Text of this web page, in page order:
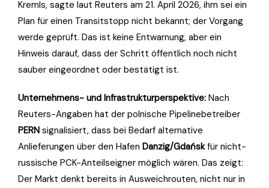
Kremls, sagte laut Reuters am 21. April 2026, ihm sei ein
Plan für einen Transitstopp nicht bekannt; der Vorgang
werde geprüft. Das ist keine Entwarnung, aber ein
Hinweis darauf, dass der Schritt öffentlich noch nicht
sauber eingeordnet oder bestätigt ist.
Unternehmens- und Infrastrukturperspektive: Nach
Reuters-Angaben hat der polnische Pipelinebetreiber
PERN signalisiert, dass bei Bedarf alternative
Anlieferungen über den Hafen Danzig/Gdańskfür nicht-
russische PCK-Anteilseigner möglich wären. Das zeigt:
Der Markt denkt bereits in Ausweichrouten, nicht nur in